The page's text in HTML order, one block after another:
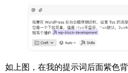
如上图，在我的提示词后面紫色